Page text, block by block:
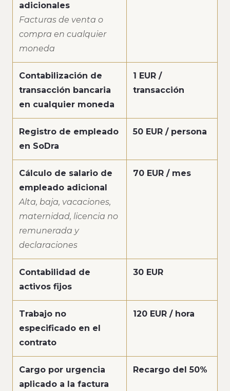
adicionales
Facturas de venta o
compra en cualquier
moneda
Contabilización de
transacción bancaria
en cualquier moneda
1 EUR /
transacción
Registro de empleado
en SoDra
50 EUR / persona
Cálculo de salario de
empleado adicional
Alta, baja, vacaciones,
maternidad, licencia no
remunerada y
declaraciones
70 EUR / mes
Contabilidad de
activos fijos
30 EUR
Trabajo no
especificado en el
contrato
120 EUR / hora
Cargo por urgencia
aplicado a la factura
Recargo del 50%